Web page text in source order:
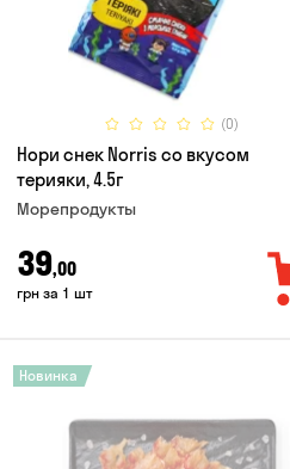
(0)
Нори снек Norris со вкусом
терияки, 4.5г
Морепродукты
39,00
грн за 1 шт
Новинка